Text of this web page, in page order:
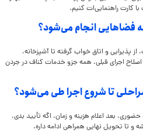
کارت راهنمایی‌ات کنیم.
فضاهایی انجام می‌شود؟
و اتاق خواب گرفته تا آشپزخانه،
اجرای قبلی، همه جزو خدمات کناف در جردن
تا شروع اجرا طی می‌شود؟
بعد اعلام هزینه و زمان. اگه تأیید بدی،
و تا تحویل نهایی همراهی ادامه داره.